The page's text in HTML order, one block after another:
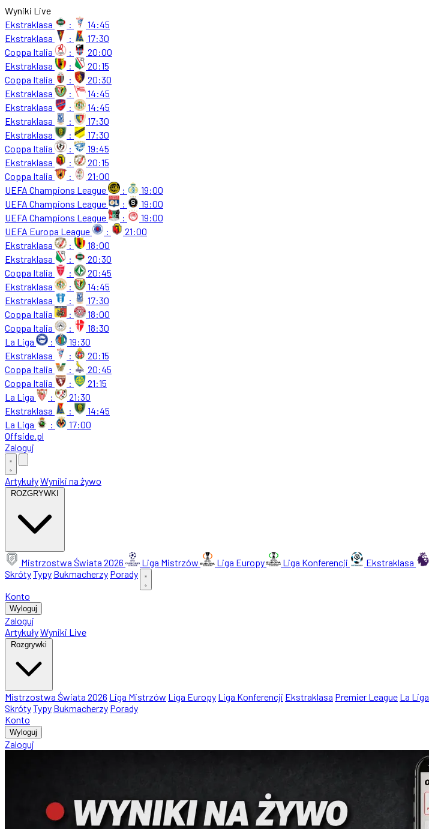
Wyniki Live
Ekstraklasa
:
14:45
Ekstraklasa
:
17:30
Coppa Italia
:
20:00
Ekstraklasa
:
20:15
Coppa Italia
:
20:30
Ekstraklasa
:
14:45
Ekstraklasa
:
14:45
Ekstraklasa
:
17:30
Ekstraklasa
:
17:30
Coppa Italia
:
19:45
Ekstraklasa
:
20:15
Coppa Italia
:
21:00
UEFA Champions League
:
19:00
UEFA Champions League
:
19:00
UEFA Champions League
:
19:00
UEFA Europa League
:
21:00
Ekstraklasa
:
18:00
Ekstraklasa
:
20:30
Coppa Italia
:
20:45
Ekstraklasa
:
14:45
Ekstraklasa
:
17:30
Coppa Italia
:
18:00
Coppa Italia
:
18:30
La Liga
:
19:30
Ekstraklasa
:
20:15
Coppa Italia
:
20:45
Coppa Italia
:
21:15
La Liga
:
21:30
Ekstraklasa
:
14:45
La Liga
:
17:00
Offside.pl
Zaloguj
ArtykułyWyniki na żywo
ROZGRYWKI
Mistrzostwa Świata 2026 Liga Mistrzów Liga Europy Liga Konferencji Ekstraklasa
SkrótyTypy Bukmacherzy Porady
Konto
Wyloguj
Zaloguj
ArtykułyWyniki Live
Rozgrywki
Mistrzostwa Świata 2026 Liga Mistrzów Liga Europy Liga Konferencji Ekstraklasa Premier League La Liga
SkrótyTypy Bukmacherzy Porady
Konto
Wyloguj
Zaloguj